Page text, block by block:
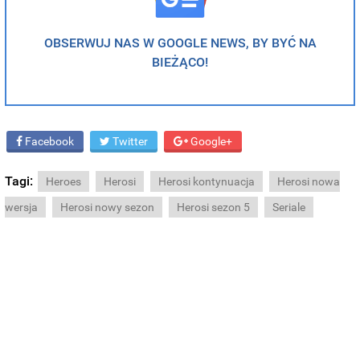
OBSERWUJ NAS W GOOGLE NEWS, BY BYĆ NA
BIEŻĄCO!
Facebook Twitter Google+
Tagi: Heroes Herosi Herosi kontynuacja
Herosi nowa
wersja
Herosi nowy sezon Herosi sezon 5 Seriale